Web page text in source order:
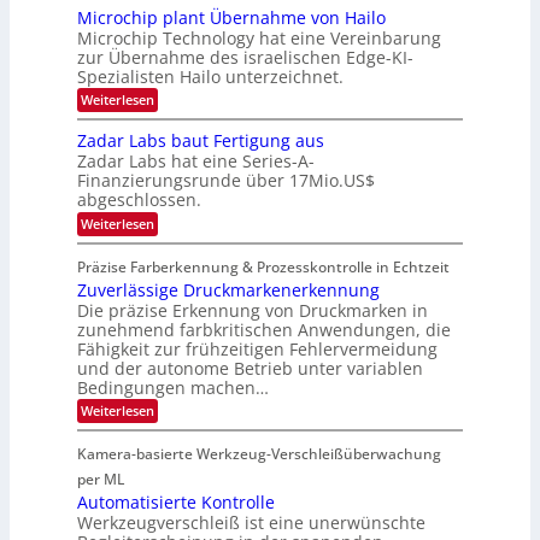
r
L
o
g
i
a
t
2
0
2
7
s
‘
o
n
N
i
g
h
t
0
2
6
t
e
i
l
i
g
t
s
i
c
h
a
n
S
r
e
a
c
t
s
S
e
r
i
s
B
-
R
a
c
k
s
t
o
e
ü
b
e
r
n
i
m
t
D
a
r
k
V
i
s
i
n
Microchip plant Übernahme von Hailo
Microchip Technology hat eine Vereinbarung
zur Übernahme des israelischen Edge-KI-
Spezialisten Hailo unterzeichnet.
Weiterlesen:
M
c
r
o
c
h
i
p
p
l
a
n
t
Ü
b
e
r
n
a
h
v
o
Zadar Labs baut Fertigung aus
Zadar Labs hat eine Series-A-
Finanzierungsrunde über 17Mio.US$
abgeschlossen.
Weiterlesen:
Z
d
a
r
L
a
b
s
b
a
u
F
t
i
Präzise Farberkennung & Prozesskontrolle in Echtzeit
Zuverlässige Druckmarkenerkennung
Die präzise Erkennung von Druckmarken in
zunehmend farbkritischen Anwendungen, die
Fähigkeit zur frühzeitigen Fehlervermeidung
und der autonome Betrieb unter variablen
Bedingungen machen…
Weiterlesen:
Z
v
l
ä
Kamera-basierte Werkzeug-Verschleißüberwachung
per ML
Automatisierte Kontrolle
Werkzeugverschleiß ist eine unerwünschte